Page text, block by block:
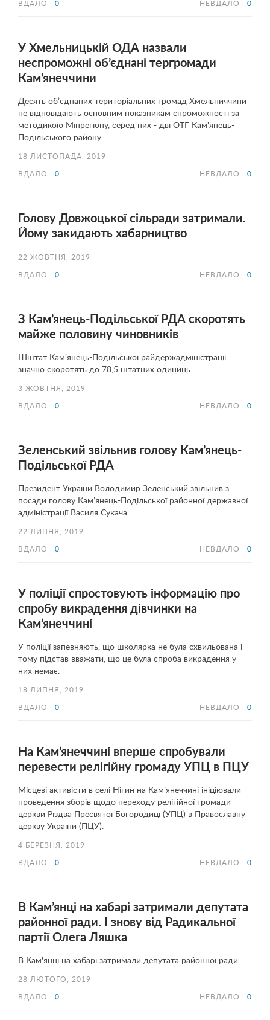
ВДАЛО | 0 НЕВДАЛО | 0
У Хмельницькій ОДА назвали
неспроможні об’єднані тергромади
Кам’янеччини
Десять об’єднаних територіальних громад Хмельниччини
не відповідають основним показникам спроможності за
методикою Мінрегіону, серед них - дві ОТГ Кам'янець-
Подільського району.
18 ЛИСТОПАДА, 2019
ВДАЛО | 0 НЕВДАЛО | 0
Голову Довжоцької сільради затримали.
Йому закидають хабарництво
22 ЖОВТНЯ, 2019
ВДАЛО | 0 НЕВДАЛО | 0
З Кам’янець-Подільської РДА скоротять
майже половину чиновників
Шштат Кам’янець-Подільської райдержадміністрації
значно скоротять до 78,5 штатних одиниць
3 ЖОВТНЯ, 2019
ВДАЛО | 0 НЕВДАЛО | 0
Зеленський звільнив голову Кам’янець-
Подільської РДА
Президент України Володимир Зеленський звільнив з
посади голову Кам’янець-Подільської районної державної
адміністрації Василя Сукача.
22 ЛИПНЯ, 2019
ВДАЛО | 0 НЕВДАЛО | 0
У поліції спростовують інформацію про
спробу викрадення дівчинки на
Кам’янеччині
У поліції запевняють, що школярка не була схвильована і
тому підстав вважати, що це була спроба викрадення у
них немає.
18 ЛИПНЯ, 2019
ВДАЛО | 0 НЕВДАЛО | 0
На Кам’янеччині вперше спробували
перевести релігійну громаду УПЦ в ПЦУ
Місцеві активісти в селі Нігин на Кам’янеччині ініціювали
проведення зборів щодо переходу релігійної громади
церкви Різдва Пресвятої Богородиці (УПЦ) в Православну
церкву України (ПЦУ).
4 БЕРЕЗНЯ, 2019
ВДАЛО | 0 НЕВДАЛО | 0
В Кам’янці на хабарі затримали депутата
районної ради. І знову від Радикальної
партії Олега Ляшка
В Кам'янці на хабарі затримали депутата районної ради.
28 ЛЮТОГО, 2019
ВДАЛО | 0 НЕВДАЛО | 0